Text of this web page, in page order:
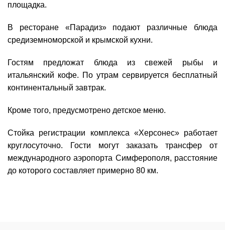
площадка.
В ресторане «Парадиз» подают различные блюда
средиземноморской и крымской кухни.
Гостям предложат блюда из свежей рыбы и
итальянский кофе. По утрам сервируется бесплатный
континентальный завтрак.
Кроме того, предусмотрено детское меню.
Стойка регистрации комплекса «Херсонес» работает
круглосуточно. Гости могут заказать трансфер от
международного аэропорта Симферополя, расстояние
до которого составляет примерно 80 км.